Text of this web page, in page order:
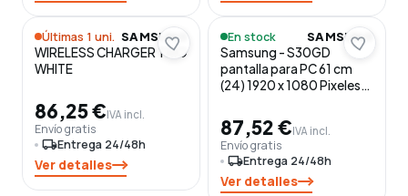
Últimas 1 uni. SAMSUNG
WIRELESS CHARGER TRIO
WHITE
86,25 €IVA incl.
Envío gratis
local_shippingEntrega 24/48h
Ver detalles
En stock SAMSUNG
Samsung - S30GD
pantalla para PC 61 cm
(24) 1920 x 1080 Pixeles
87,52 €IVA incl.
Envío gratis
local_shippingEntrega 24/48h
Ver detalles